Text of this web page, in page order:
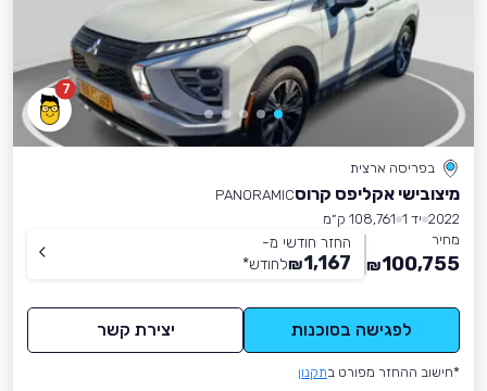
7
בפריסה ארצית
מיצובישי אקליפס קרוסPANORAMIC
2022 יד 1
108,761 ק״מ
מחיר
100,755
₪
החזר חודשי מ-
1,167
₪לחודש*
לפגישה בסוכנות יצירת קשר
*חישוב ההחזר מפורט בתקנון